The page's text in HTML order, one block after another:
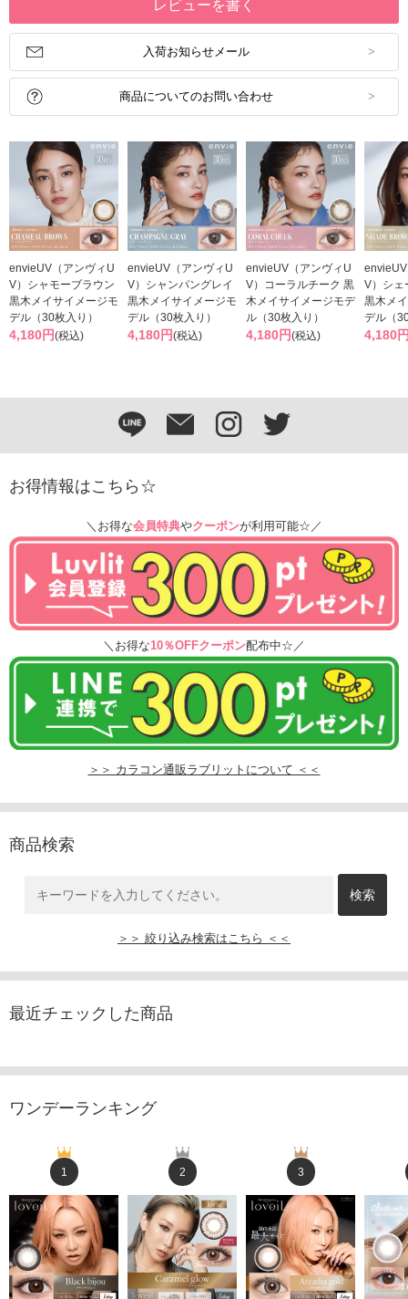
レビューを書く
入荷お知らせメール
商品についてのお問い合わせ
envieUV（アンヴィU
V）シャモーブラウン
黒木メイサイメージモ
デル（30枚入り）
4,180円(税込)
envieUV（アンヴィU
V）シャンパングレイ
黒木メイサイメージモ
デル（30枚入り）
4,180円(税込)
envieUV（アンヴィU
V）コーラルチーク 黒
木メイサイメージモデ
ル（30枚入り）
4,180円(税込)
V）シェ
黒木メ
デル（
4,180
お得情報はこちら☆
＼お得な会員特典やクーポンが利用可能☆／
＼お得な10％OFFクーポン配布中☆／
＞＞ カラコン通販ラブリットについて ＜＜
商品検索
＞＞ 絞り込み検索はこちら ＜＜
最近チェックした商品
ワンデーランキング
1 2 3